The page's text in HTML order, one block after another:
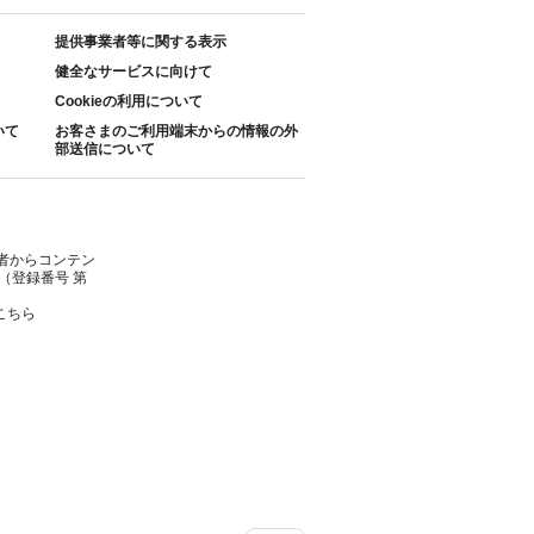
提供事業者等に関する表示
健全なサービスに向けて
Cookieの利用について
て
お客さまのご利用端末からの情報の外
部送信について
からコンテン
登録番号 第
ちら